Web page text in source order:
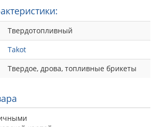
Твердотопливный
Takot
Твердое, дрова, топливные брикеты